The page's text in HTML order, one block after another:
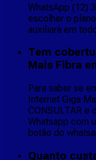
WhatsApp (12)
escolher o
auxiliará em
Tem
Mais Fibra
Para saber se
Internet Giga
CONSULTAR e
Whatsapp com
botão do
Quanto